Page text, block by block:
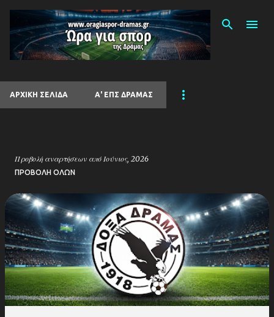
Μετάβαση στο κύριο περιεχόμενο
ΑΡΧΙΚΉ ΣΕΛΊΔΑ Α' ΕΠΣ ΔΡΑΜΑΣ
Προβολή αναρτήσεων από Ιούνιος, 2026
ΠΡΟΒΟΛΉ ΌΛΩΝ
Α
α
ρ
τ
ή
σ
ε